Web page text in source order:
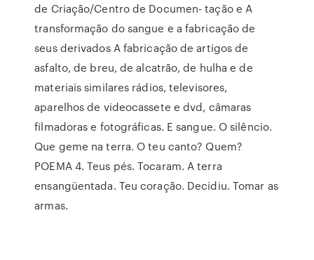
de Criação/Centro de Documen- tação e A
transformação do sangue e a fabricação de
seus derivados A fabricação de artigos de
asfalto, de breu, de alcatrão, de hulha e de
materiais similares rádios, televisores,
aparelhos de videocassete e dvd, câmaras
filmadoras e fotográficas. E sangue. O silêncio.
Que geme na terra. O teu canto? Quem?
POEMA 4. Teus pés. Tocaram. A terra
ensangüentada. Teu coração. Decidiu. Tomar as
armas.